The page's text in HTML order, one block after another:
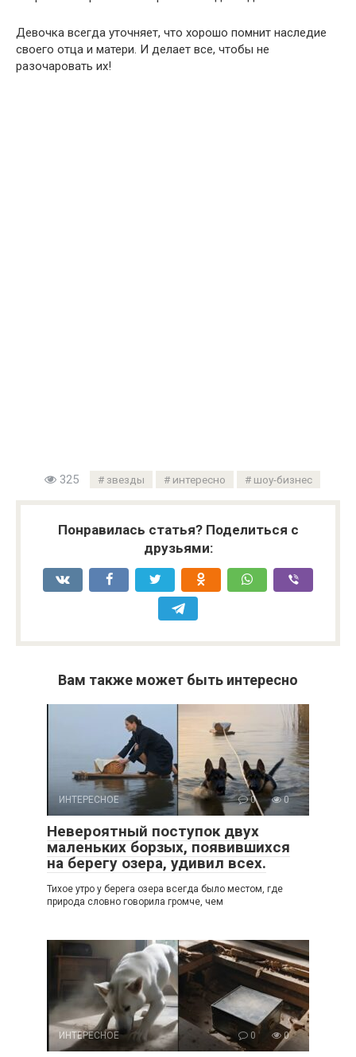
Девочка всегда уточняет, что хорошо помнит наследие
своего отца и матери. И делает все, чтобы не
разочаровать их!
325 звезды интересно шоу-бизнес
Понравилась статья? Поделиться с
друзьями:
Вам также может быть интересно
ИНТЕРЕСНОЕ 0 0
Невероятный поступок двух
маленьких борзых, появившихся
на берегу озера, удивил всех.
Тихое утро у берега озера всегда было местом, где
природа словно говорила громче, чем
ИНТЕРЕСНОЕ 0 0